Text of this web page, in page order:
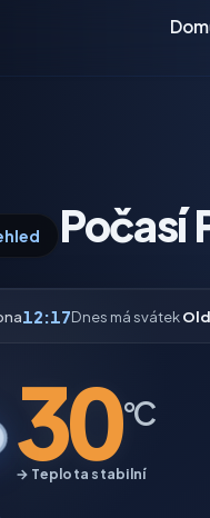
Počasí
12:17Dnes má svátek
30°C
→ Teplota stabilní